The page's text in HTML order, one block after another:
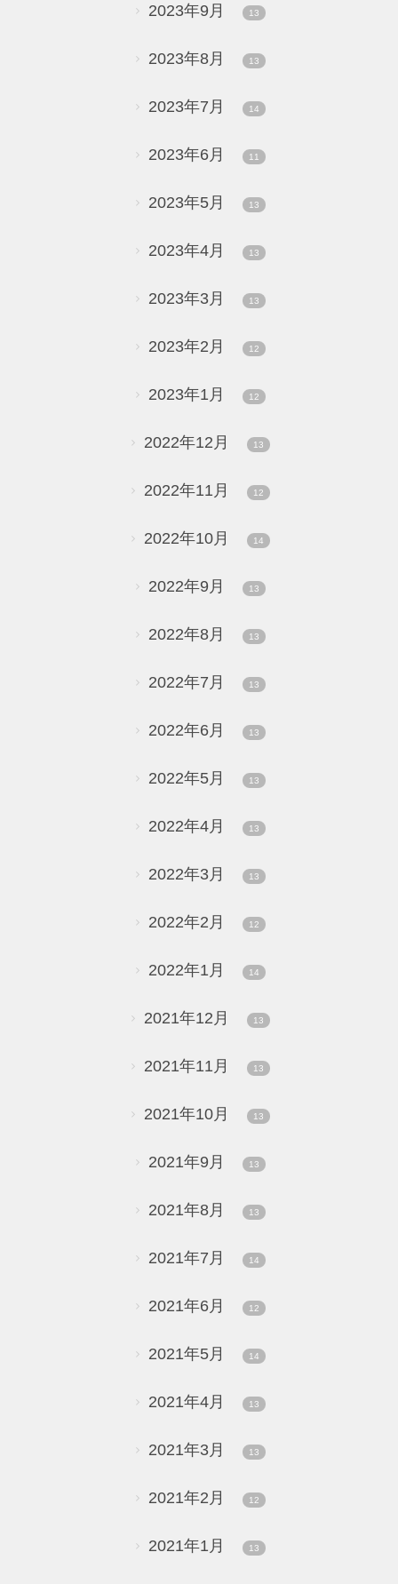
2023年9月 13
2023年8月 13
2023年7月 14
2023年6月 11
2023年5月 13
2023年4月 13
2023年3月 13
2023年2月 12
2023年1月 12
2022年12月 13
2022年11月 12
2022年10月 14
2022年9月 13
2022年8月 13
2022年7月 13
2022年6月 13
2022年5月 13
2022年4月 13
2022年3月 13
2022年2月 12
2022年1月 14
2021年12月 13
2021年11月 13
2021年10月 13
2021年9月 13
2021年8月 13
2021年7月 14
2021年6月 12
2021年5月 14
2021年4月 13
2021年3月 13
2021年2月 12
2021年1月 13